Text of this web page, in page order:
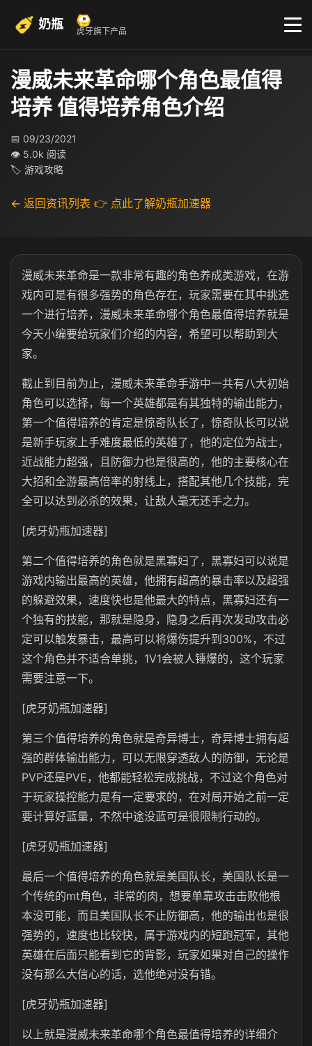
奶瓶 虎牙旗下产品
漫威未来革命哪个角色最值得
培养 值得培养角色介绍
📅 09/23/2021
👁 5.0k 阅读
🏷 游戏攻略
← 返回资讯列表 👉 点此了解奶瓶加速器
漫威未来革命是一款非常有趣的角色养成类游戏，在游
戏内可是有很多强势的角色存在，玩家需要在其中挑选
一个进行培养，漫威未来革命哪个角色最值得培养就是
今天小编要给玩家们介绍的内容，希望可以帮助到大
家。
截止到目前为止，漫威未来革命手游中一共有八大初始
角色可以选择，每一个英雄都是有其独特的输出能力，
第一个值得培养的肯定是惊奇队长了，惊奇队长可以说
是新手玩家上手难度最低的英雄了，他的定位为战士，
近战能力超强，且防御力也是很高的，他的主要核心在
大招和全游最高倍率的射线上，搭配其他几个技能，完
全可以达到必杀的效果，让敌人毫无还手之力。
[虎牙奶瓶加速器]
第二个值得培养的角色就是黑寡妇了，黑寡妇可以说是
游戏内输出最高的英雄，他拥有超高的暴击率以及超强
的躲避效果，速度快也是他最大的特点，黑寡妇还有一
个独有的技能，那就是隐身，隐身之后再次发动攻击必
定可以触发暴击，最高可以将爆伤提升到300%，不过
这个角色并不适合单挑，1V1会被人锤爆的，这个玩家
需要注意一下。
[虎牙奶瓶加速器]
第三个值得培养的角色就是奇异博士，奇异博士拥有超
强的群体输出能力，可以无限穿透敌人的防御，无论是
PVP还是PVE，他都能轻松完成挑战，不过这个角色对
于玩家操控能力是有一定要求的，在对局开始之前一定
要计算好蓝量，不然中途没蓝可是很限制行动的。
[虎牙奶瓶加速器]
最后一个值得培养的角色就是美国队长，美国队长是一
个传统的mt角色，非常的肉，想要单靠攻击击败他根
本没可能，而且美国队长不止防御高，他的输出也是很
强势的，速度也比较快，属于游戏内的短跑冠军，其他
英雄在后面只能看到它的背影，玩家如果对自己的操作
没有那么大信心的话，选他绝对没有错。
[虎牙奶瓶加速器]
以上就是漫威未来革命哪个角色最值得培养的详细介